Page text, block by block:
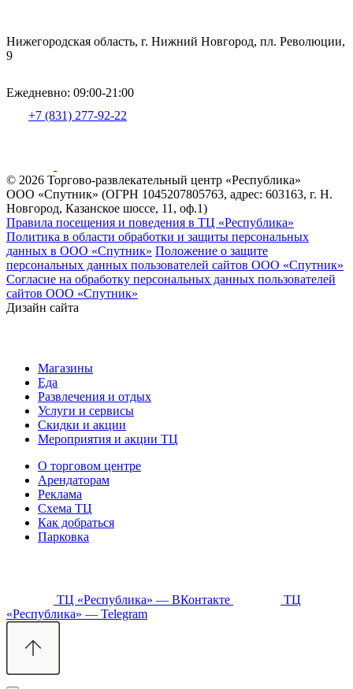
Нижегородская область, г. Нижний Новгород, пл. Революции,
9
Ежедневно: 09:00-21:00
+7 (831) 277-92-22
© 2026 Торгово-развлекательный центр «Республика»
ООО «Спутник» (ОГРН 1045207805763, адрес: 603163, г. Н.
Новгород, Казанское шоссе, 11, оф.1)
Правила посещения и поведения в ТЦ «Республика»
Политика в области обработки и защиты персональных
данных в ООО «Спутник» Положение о защите
персональных данных пользователей сайтов ООО «Спутник»
Согласие на обработку персональных данных пользователей
сайтов ООО «Спутник»
Дизайн сайта
Магазины
Еда
Развлечения и отдых
Услуги и сервисы
Скидки и акции
Мероприятия и акции ТЦ
О торговом центре
Арендаторам
Реклама
Схема ТЦ
Как добраться
Парковка
ТЦ «Республика» — ВКонтакте
ТЦ
«Республика» — Telegram